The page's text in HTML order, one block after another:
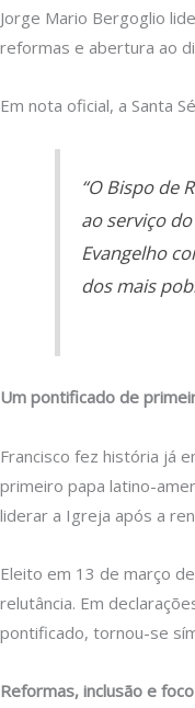
Jorge Mario Bergoglio
reformas e abertura ao
Em nota oficial, a Santa
“O Bispo de
ao serviço
Evangelho
dos mais
Um pontificado de
Francisco fez história já
primeiro papa latino-
liderar a Igreja após a
Eleito em 13 de março
relutância. Em
pontificado, tornou-se
Reformas, inclusão e